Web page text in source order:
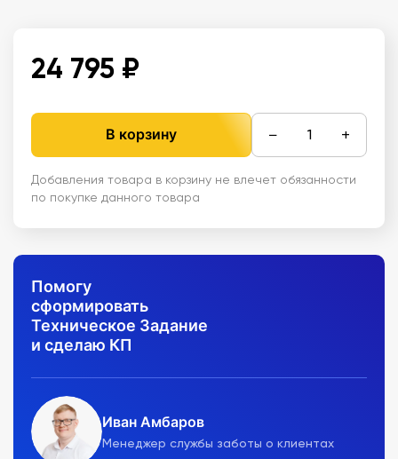
24 795 ₽
В корзину − +
Добавления товара в корзину не влечет обязанности
по покупке данного товара
Помогу
сформировать
Техническое Задание
и сделаю КП
Иван Амбаров
Менеджер службы заботы о клиентах